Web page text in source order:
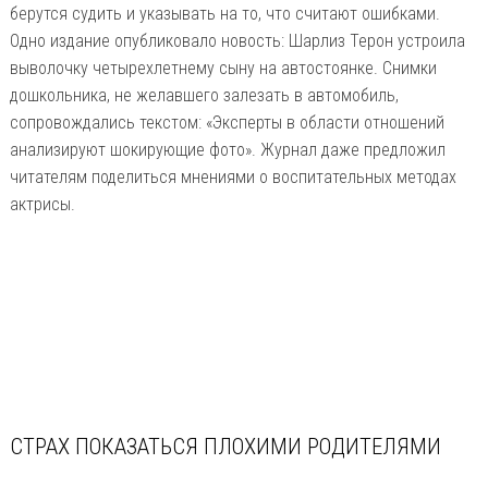
берутся судить и указывать на то, что считают ошибками.
Одно издание опубликовало новость: Шарлиз Терон устроила
выволочку четырехлетнему сыну на автостоянке. Снимки
дошкольника, не желавшего залезать в автомобиль,
сопровождались текстом: «Эксперты в области отношений
анализируют шокирующие фото». Журнал даже предложил
читателям поделиться мнениями о воспитательных методах
актрисы.
СТРАХ ПОКАЗАТЬСЯ ПЛОХИМИ РОДИТЕЛЯМИ